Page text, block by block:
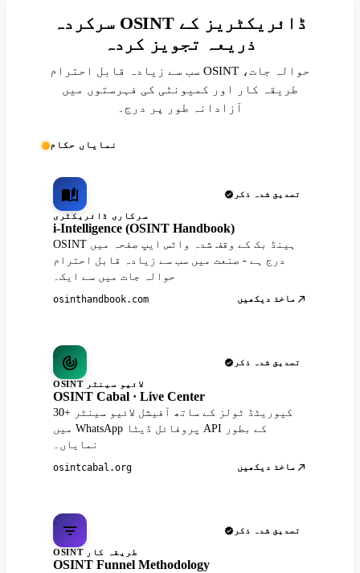
سرکردہ OSINT ڈائریکٹریز کے
ذریعہ تجویز کردہ
سب سے زیادہ قابل احترام OSINT حوالہ جات،
طریقہ کار اور کمیونٹی کی فہرستوں میں
آزادانہ طور پر درج۔
نمایاں حکام
تصدیق شدہ ذکر
سرکاری ڈائریکٹری
i-Intelligence (OSINT Handbook)
OSINT ہینڈ بک کے وقف شدہ واٹس ایپ صفحہ میں
درج ہے - صنعت میں سب سے زیادہ قابل احترام
حوالہ جات میں سے ایک۔
osinthandbook.com ماخذ دیکھیں
تصدیق شدہ ذکر
OSINT لائیو سینٹر
OSINT Cabal · Live Center
30+ کیوریٹڈ ٹولز کے ساتھ آفیشل لائیو سینٹر
میں WhatsApp پروفائل ڈیٹا API کے بطور
نمایاں۔
osintcabal.org ماخذ دیکھیں
تصدیق شدہ ذکر
OSINT طریقہ کار
OSINT Funnel Methodology